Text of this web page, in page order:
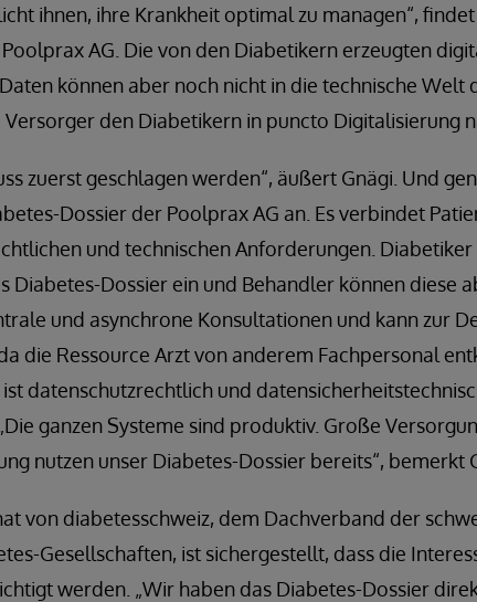
ihnen, ihre Krankheit optimal zu managen“,
AG. Die von den Diabetikern erzeugten
können aber noch nicht in die technische Welt
den Diabetikern in puncto Digitalisierung
zuerst geschlagen werden“, äußert Gnägi. Und
Dossier der Poolprax AG an. Es verbindet
und technischen Anforderungen.
Diabetes-Dossier ein und Behandler können diese
und asynchrone Konsultationen und kann zur
die Ressource Arzt von anderem Fachpersonal
datenschutzrechtlich und
ganzen Systeme sind produktiv. Große
nutzen unser Diabetes-Dossier bereits“, bemerkt
von diabetesschweiz, dem Dachverband der
Gesellschaften, ist sichergestellt, dass die
werden. „Wir haben das Diabetes-Dossier